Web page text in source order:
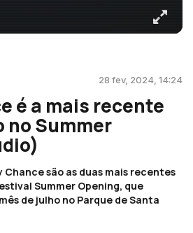
28 fev, 2024, 14:24
é a mais recente
no Summer
Chance são as duas mais recentes
Summer Opening, que
de julho no Parque de Santa